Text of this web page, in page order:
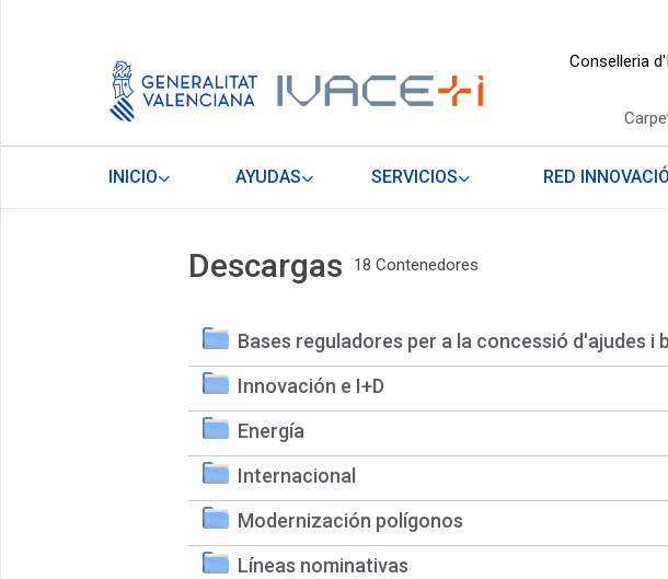
Conselleria
INICIO AYUDAS SERVICIOS RED
Descargas 18 Contenedores
Bases reguladores per a la concessió d'ajudes i
Innovación e I+D
Energía
Internacional
Modernización polígonos
Líneas nominativas